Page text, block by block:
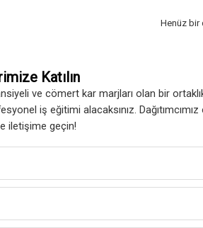
Henüz bir
Katılın
ve cömert kar marjları olan bir
iş eğitimi alacaksınız.
iletişime geçin!